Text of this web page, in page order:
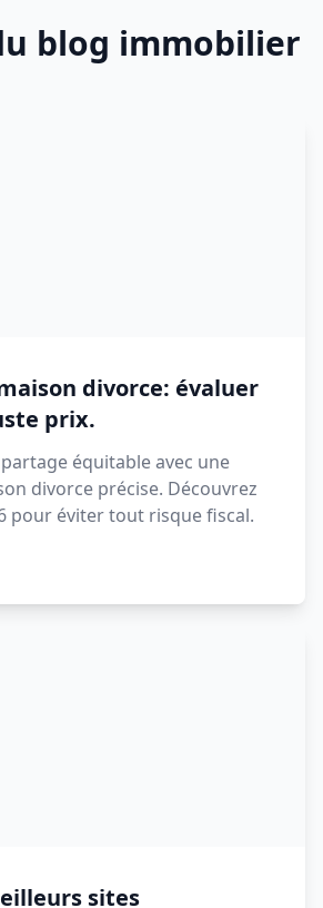
blog immobilier
divorce: évaluer
prix.
équitable avec une
divorce précise. Découvrez
pour éviter tout risque fiscal.
sites